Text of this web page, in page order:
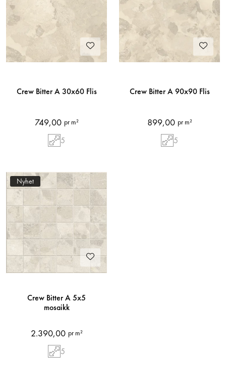
Crew Bitter A 30x60 Flis
749,00 pr m²
5
Crew Bitter A 90x90 Flis
899,00 pr m²
5
Nyhet
Crew Bitter A 5x5
mosaikk
2.390,00 pr m²
5